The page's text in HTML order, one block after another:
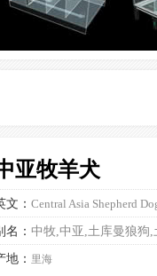
亚牧羊犬
文： Central Asia Shepherd
名： 中牧,中亚,土库曼狼狗,
地： 里海